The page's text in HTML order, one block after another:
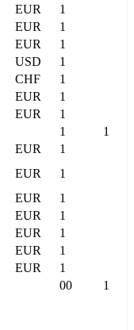
EUR
1
EUR
1
EUR
1
USD
1
CHF
1
EUR
1
EUR
1
1
1
EUR
1
EUR
1
EUR
1
EUR
1
EUR
1
EUR
1
EUR
1
00 1